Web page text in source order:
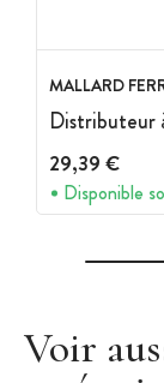
MALLARD
Distributeur
29,39 €
Disponible
Voir